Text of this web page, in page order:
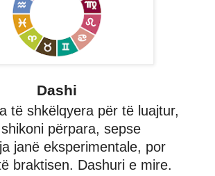
Dashi
të shkëlqyera për të luajtur,
përpara, sepse
janë eksperimentale, por
braktisen. Dashuri e mire.